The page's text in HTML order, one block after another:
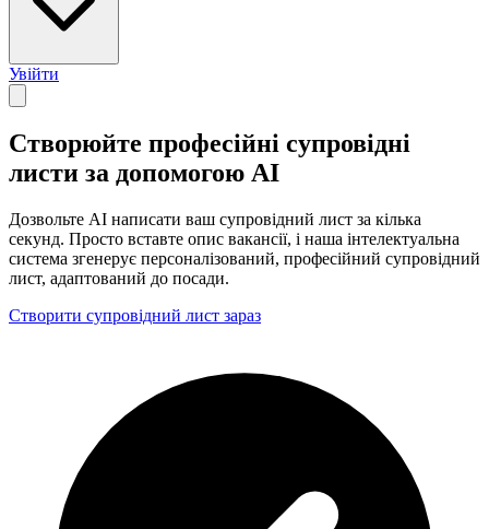
Увійти
Створюйте професійні супровідні
листи за допомогою AI
Дозвольте AI написати ваш супровідний лист за кілька
секунд. Просто вставте опис вакансії, і наша інтелектуальна
система згенерує персоналізований, професійний супровідний
лист, адаптований до посади.
Створити супровідний лист зараз